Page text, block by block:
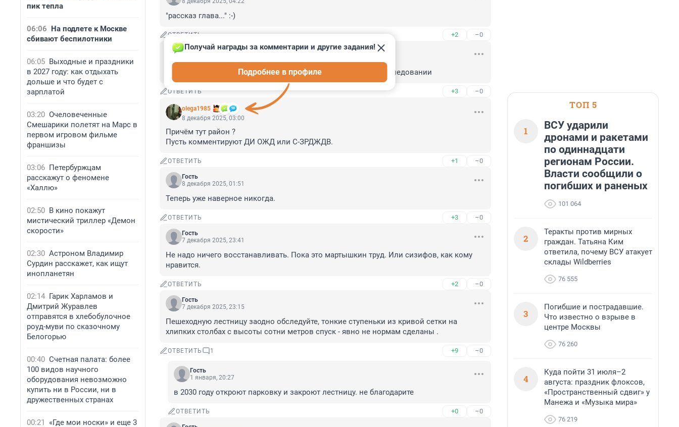
пик тепла
06:06 На подлете к Москве
сбивают беспилотники
06:05 Выходные и праздники
в 2027 году: как отдыхать
дольше и что будет с
зарплатой
03:20 Очеловеченные
Смешарики полетят на Марс в
первом игровом фильме
франшизы
03:06 Петербуржцам
расскажут о феномене
«Халлю»
02:50 В кино покажут
мистический триллер «Демон
скорости»
02:30 Астроном Владимир
Сурдин расскажет, как ищут
инопланетян
02:14 Гарик Харламов и
Дмитрий Журавлев
отправятся в хлебобулочное
роуд-муви по сказочному
Белогорью
00:40 Счетная палата: более
100 видов научного
оборудования невозможно
купить ни в России, ни в
дружественных странах
00:21
«Где мои носки» и еще 3
"рассказ глава..." :-)
ОТВЕТИТЬ +2 –0
Гость
полтора месяца прошло, а он только сейчас заговорил об обследовании
ОТВЕТИТЬ +3 –0
olega1985
Получай награды за комментарии и другие задания!
Подробнее в профиле
8 декабря 2025, 03:00
Причём тут район ?
Пусть комментируют ДИ ОЖД или С-ЗРДЖДВ.
ОТВЕТИТЬ +1 –0
Гость
8 декабря 2025, 01:51
Теперь уже наверное никогда.
ОТВЕТИТЬ +3 –0
Гость
7 декабря 2025, 23:41
Не надо ничего восстанавливать. Пока это мартышкин труд. Или сизифов, как кому
нравится.
ОТВЕТИТЬ +2 –0
Гость
7 декабря 2025, 23:15
Пешеходную лестницу заодно обследуйте, тонкие ступеньки из кривой сетки на
хлипких столбах с высоты сотни метров спуск - явно не нормам сделаны .
ОТВЕТИТЬ 1 +9 –0
Гость
1 января, 20:27
в 2030 году откроют парковку и закроют лестницу. не благодарите
ОТВЕТИТЬ +0 –0
ТОП 5
1
ВСУ ударили
дронами и ракетами
по одиннадцати
регионам России.
Власти сообщили о
погибших и раненых
101 064
2
Теракты против мирных
граждан. Татьяна Ким
ответила, почему ВСУ атакует
склады Wildberries
76 555
3
Погибшие и пострадавшие.
Что известно о взрыве в
центре Москвы
76 260
4
Куда пойти 31 июля–2
августа: праздник флоксов,
«Пространственный сдвиг» у
Манежа и «Музыка мира»
76 219